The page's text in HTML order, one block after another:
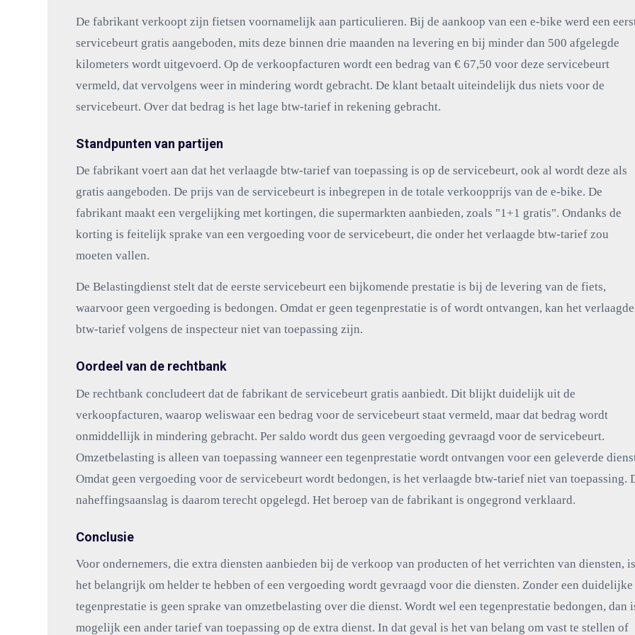
De fabrikant verkoopt zijn fietsen voornamelijk aan particulieren. Bij de aankoop van een e-bike werd een
servicebeurt gratis aangeboden, mits deze binnen drie maanden na levering en bij minder dan 500 afgelegde
kilometers wordt uitgevoerd. Op de verkoopfacturen wordt een bedrag van € 67,50 voor deze servicebeurt
vermeld, dat vervolgens weer in mindering wordt gebracht. De klant betaalt uiteindelijk dus niets voor de
servicebeurt. Over dat bedrag is het lage btw-tarief in rekening gebracht.
Standpunten van partijen
De fabrikant voert aan dat het verlaagde btw-tarief van toepassing is op de servicebeurt, ook al wordt deze als
gratis aangeboden. De prijs van de servicebeurt is inbegrepen in de totale verkoopprijs van de e-bike. De
fabrikant maakt een vergelijking met kortingen, die supermarkten aanbieden, zoals "1+1 gratis". Ondanks de
korting is feitelijk sprake van een vergoeding voor de servicebeurt, die onder het verlaagde btw-tarief zou
moeten vallen.
De Belastingdienst stelt dat de eerste servicebeurt een bijkomende prestatie is bij de levering van de fiets,
waarvoor geen vergoeding is bedongen. Omdat er geen tegenprestatie is of wordt ontvangen, kan het verlaagde
btw-tarief volgens de inspecteur niet van toepassing zijn.
Oordeel van de rechtbank
De rechtbank concludeert dat de fabrikant de servicebeurt gratis aanbiedt. Dit blijkt duidelijk uit de
verkoopfacturen, waarop weliswaar een bedrag voor de servicebeurt staat vermeld, maar dat bedrag wordt
onmiddellijk in mindering gebracht. Per saldo wordt dus geen vergoeding gevraagd voor de servicebeurt.
Omzetbelasting is alleen van toepassing wanneer een tegenprestatie wordt ontvangen voor een geleverde
Omdat geen vergoeding voor de servicebeurt wordt bedongen, is het verlaagde btw-tarief niet van toepassing.
naheffingsaanslag is daarom terecht opgelegd. Het beroep van de fabrikant is ongegrond verklaard.
Conclusie
Voor ondernemers, die extra diensten aanbieden bij de verkoop van producten of het verrichten van diensten, is
het belangrijk om helder te hebben of een vergoeding wordt gevraagd voor die diensten. Zonder een duidelijke
tegenprestatie is geen sprake van omzetbelasting over die dienst. Wordt wel een tegenprestatie bedongen, dan
mogelijk een ander tarief van toepassing op de extra dienst. In dat geval is het van belang om vast te stellen of